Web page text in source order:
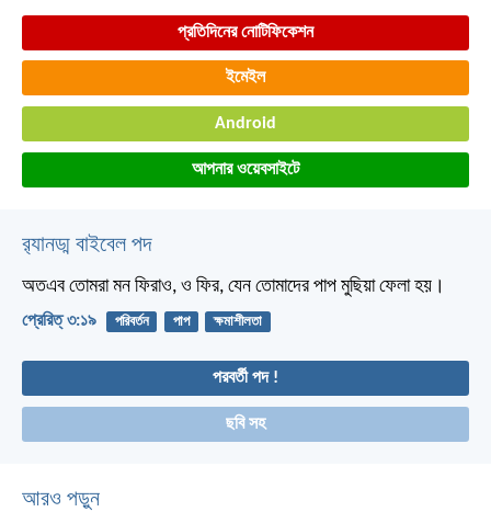
প্রতিদিনের নোটিফিকেশন
ইমেইল
Android
আপনার ওয়েবসাইটে
র‌্যানড্ম বাইবেল পদ
অতএব তোমরা মন ফিরাও, ও ফির, যেন তোমাদের পাপ মুছিয়া ফেলা হয়।
প্রেরিত্‌ ৩:১৯ পরিবর্তন পাপ ক্ষমাশীলতা
পরবর্তী পদ !
ছবি সহ
আরও পড়ুন